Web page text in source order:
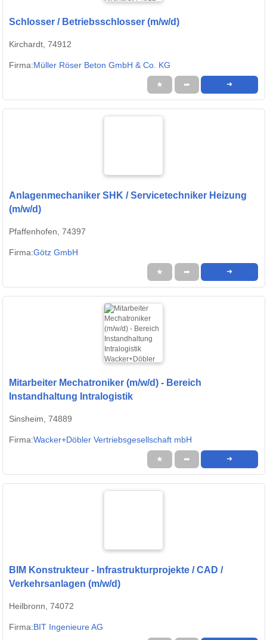
Schlosser / Betriebsschlosser (m/w/d)
Kirchardt, 74912
Firma:Müller Röser Beton GmbH & Co. KG
★ ➦ ➜
Anlagenmechaniker SHK / Servicetechniker Heizung
(m/w/d)
Pfaffenhofen, 74397
Firma:Götz GmbH
★ ➦ ➜
Mitarbeiter Mechatroniker (m/w/d) - Bereich
Instandhaltung Intralogistik
Sinsheim, 74889
Firma:Wacker+Döbler Vertriebsgesellschaft mbH
★ ➦ ➜
BIM Konstrukteur - Infrastrukturprojekte / CAD /
Verkehrsanlagen (m/w/d)
Heilbronn, 74072
Firma:BIT Ingenieure AG